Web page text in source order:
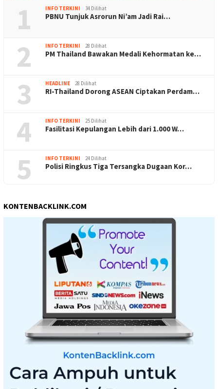
1 INFO TERKINI 34 Dilihat
PBNU Tunjuk Asrorun Ni’am Jadi Rai…
2 INFO TERKINI 28 Dilihat
PM Thailand Bawakan Medali Kehormatan ke…
3 HEADLINE 28 Dilihat
RI-Thailand Dorong ASEAN Ciptakan Perdam…
4 INFO TERKINI 25 Dilihat
Fasilitasi Kepulangan Lebih dari 1.000 W…
5 INFO TERKINI 24 Dilihat
Polisi Ringkus Tiga Tersangka Dugaan Kor…
KONTENBACKLINK.COM